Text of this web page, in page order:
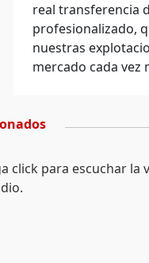
real transferencia
profesionalizado,
nuestras
mercado cada vez